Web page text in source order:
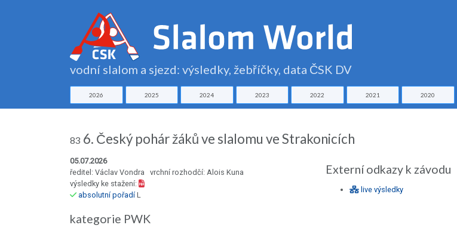
vodní slalom a sjezd: výsledky, žebříčky, data ČSK DV
2026 2025 2024 2023 2022 2021 2020
83 6. Český pohár žáků ve slalomu ve Strakonicích
05.07.2026
ředitel: Václav Vondra vrchní rozhodčí: Alois Kuna
výsledky ke stažení:
absolutní pořadíL
Externí odkazy k závodu
live výsledky
kategorie PWK